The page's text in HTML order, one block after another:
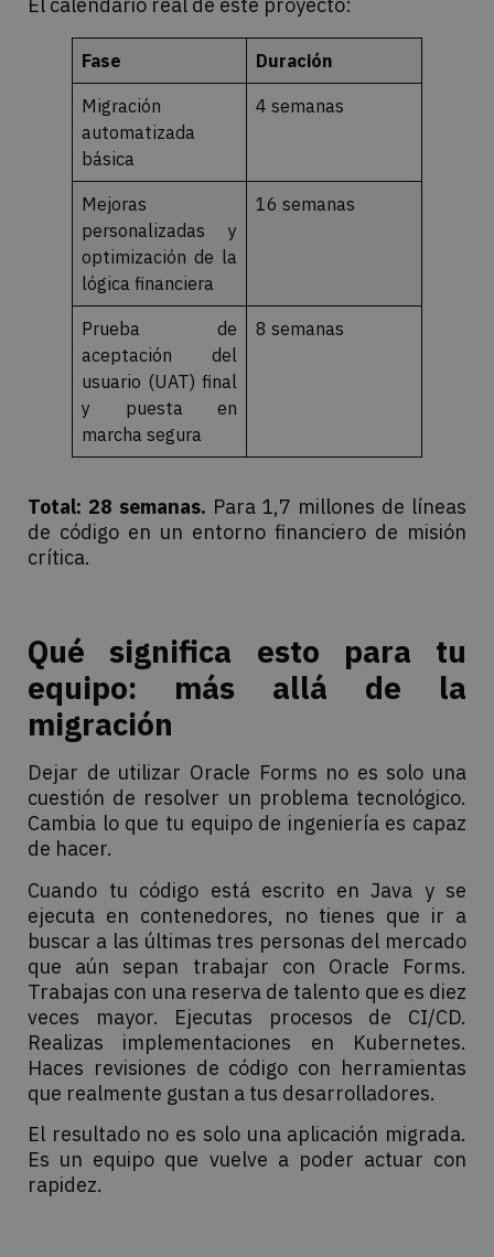
Fase
Duración
Migración
automatizada
básica
4 semanas
Mejoras
personalizadas y
optimización de la
lógica financiera
16 semanas
Prueba de
aceptación del
usuario (UAT) final
y puesta en
marcha segura
8 semanas
Total: 28 semanas. Para 1,7 millones de líneas
de código en un entorno financiero de misión
crítica.
Qué significa esto para tu
equipo: más allá de la
migración
Dejar de utilizar Oracle Forms no es solo una
cuestión de resolver un problema tecnológico.
Cambia lo que tu equipo de ingeniería es capaz
de hacer.
Cuando tu código está escrito en Java y se
ejecuta en contenedores, no tienes que ir a
buscar a las últimas tres personas del mercado
que aún sepan trabajar con Oracle Forms.
Trabajas con una reserva de talento que es diez
veces mayor. Ejecutas procesos de CI/CD.
Realizas implementaciones en Kubernetes.
Haces revisiones de código con herramientas
que realmente gustan a tus desarrolladores.
El resultado no es solo una aplicación migrada.
Es un equipo que vuelve a poder actuar con
rapidez.